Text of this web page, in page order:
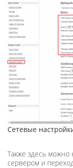
Сетевые
Также здесь можно
сервером и